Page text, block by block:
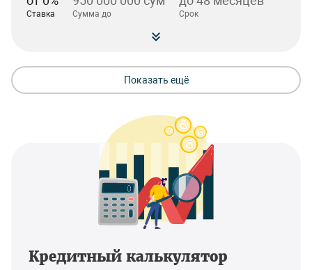
Ставка Сумма до Срок
Показать ещё
Кредитный калькулятор